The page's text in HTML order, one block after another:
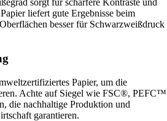
liefert gute Ergebnisse beim
besser für Schwarzweißdruck
Papier, um die
Achte auf Siegel wie FSC®, PEFC™
die nachhaltige Produktion und
garantieren.